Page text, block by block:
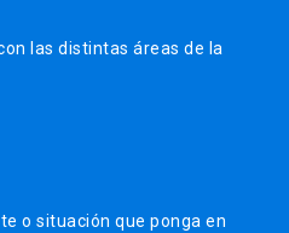
las distintas áreas de la
o situación que ponga en